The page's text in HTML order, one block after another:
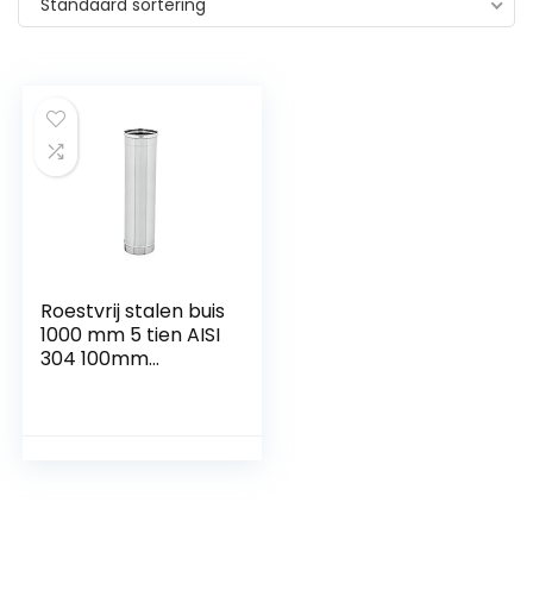
Standaard sortering
Roestvrij stalen buis
1000 mm 5 tien AISI
304 100mm